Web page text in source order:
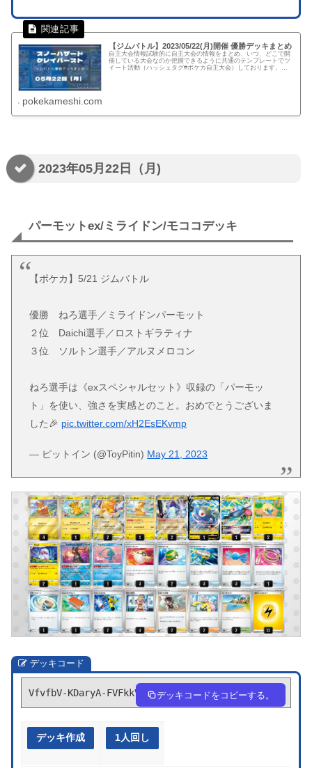
【ジムバトル】2023/05/22(月)開催 優勝デッキまとめ
自主大会情報試験的に自主大会の情報をまとめ、いつ、どこで開
催している大会なのか把握できるように共通のテンプレートでツ
イート活動（ハッシュタグ#ポケカ自主大会）しております。下
pokekameshi.com
2023年05月22日（月)
パーモットex/ミライドン/モココデッキ
【ポケカ】5/21 ジムバトル
優勝 ねろ選手／ミライドンパーモット
２位 Daichi選手／ロストギラティナ
３位 ソルトン選手／アルヌメロコン
ねろ選手は《exスペシャルセット》収録の「パーモッ
ト」を使い、強さを実感とのこと。おめでとうございま
した🎉 pic.twitter.com/xH2EsEKvmp
— ピットイン (@ToyPitin) May 21, 2023
デッキコード
VfvfbV-KDaryA-FVFkkV デッキコードをコピーする。
デッキ作成 1人回し